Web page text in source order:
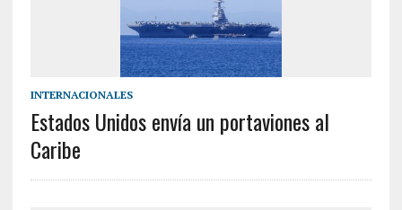
INTERNACIONALES
Estados Unidos envía un portaviones al
Caribe